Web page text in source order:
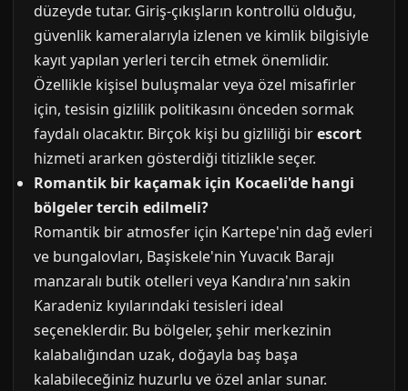
düzeyde tutar. Giriş-çıkışların kontrollü olduğu,
güvenlik kameralarıyla izlenen ve kimlik bilgisiyle
kayıt yapılan yerleri tercih etmek önemlidir.
Özellikle kişisel buluşmalar veya özel misafirler
için, tesisin gizlilik politikasını önceden sormak
faydalı olacaktır. Birçok kişi bu gizliliği birescort
hizmeti ararken gösterdiği titizlikle seçer.
Romantik bir kaçamak için Kocaeli'de hangi
bölgeler tercih edilmeli?
Romantik bir atmosfer için Kartepe'nin dağ evleri
ve bungalovları, Başiskele'nin Yuvacık Barajı
manzaralı butik otelleri veya Kandıra'nın sakin
Karadeniz kıyılarındaki tesisleri ideal
seçeneklerdir. Bu bölgeler, şehir merkezinin
kalabalığından uzak, doğayla baş başa
kalabileceğiniz huzurlu ve özel anlar sunar.